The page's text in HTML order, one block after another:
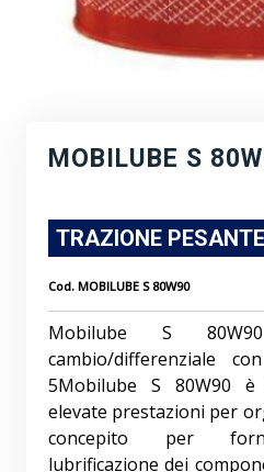
MOBILUBE S
TRAZIONE PESANTE
Cod. MOBILUBE S 80W90
Mobilube S
cambio/differenziale
5Mobilube S 80W90
elevate prestazioni per
concepito per
lubrificazione dei